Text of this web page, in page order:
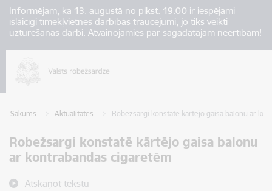
Informējam, ka 13. augustā no plkst. 19.00 ir iespējami
īslaicīgi tīmekļvietnes darbības traucējumi, jo tiks veikti
uzturēšanas darbi. Atvainojamies par sagādātajām neērtībām!
Sākums Aktualitātes Robežsargi konstatē kārtējo gaisa balonu ar
Robežsargi konstatē kārtējo gaisa balonu
ar kontrabandas cigaretēm
Atskaņot tekstu